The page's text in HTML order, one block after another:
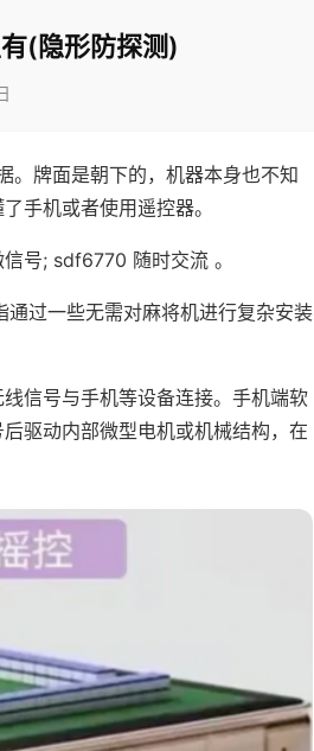
(隐形防探测)
。牌面是朝下的，机器本身也不知
手机或者使用遥控器。
号; sdf6770 随时交流 。
过一些无需对麻将机进行复杂安装
信号与手机等设备连接。手机端软
驱动内部微型电机或机械结构，在